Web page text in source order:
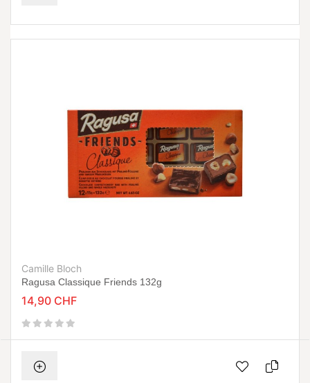
Camille Bloch
Ragusa Classique Friends 132g
14,90 CHF